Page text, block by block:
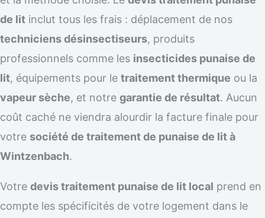
de lit inclut tous les frais : déplacement de nos
techniciens désinsectiseurs, produits
professionnels comme les insecticides punaise de
lit, équipements pour le traitement thermique ou la
vapeur sèche, et notre garantie de résultat. Aucun
coût caché ne viendra alourdir la facture finale pour
votre société de traitement de punaise de lit à
Wintzenbach.
Votre devis traitement punaise de lit local prend en
compte les spécificités de votre logement dans le